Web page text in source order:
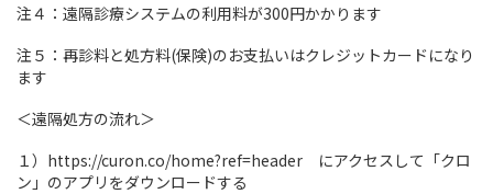
注４：遠隔診療システムの利用料が300円かかります
注５：再診料と処方料(保険)のお支払いはクレジットカードになり
ます
＜遠隔処方の流れ＞
１）https://curon.co/home?ref=header にアクセスして「クロ
ン」のアプリをダウンロードする